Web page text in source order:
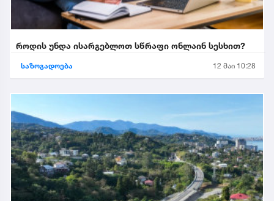
როდის უნდა ისარგებლოთ სწრაფი ონლაინ სესხით?
საზოგადოება 12 მაი 10:28